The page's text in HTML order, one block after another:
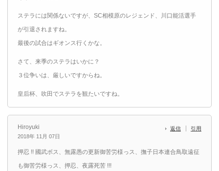
ステラには関係ないですが、SC相模原のレジェンド、川口能活選手
が引退されますね。
最後の試合はギオンス行くかな。
さて、来季のステラはいかに？
３位争いは、厳しいですからね。
皇后杯、吹田でステラを観たいですね。
Hiroyuki
2018年 11月 07日
返信 引用
押忍 !! 國武ボス、無露愚の更新御苦労様っス、撫子日本連合鳥取遠征
も御苦労様っス、押忍、夜露死苦 !!!